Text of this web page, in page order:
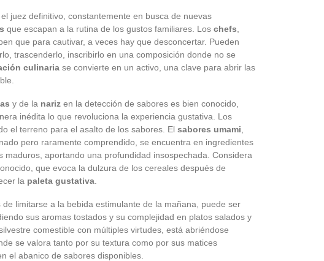
juez definitivo, constantemente en busca de nuevas
que escapan a la rutina de los gustos familiares. Los chefs
que para cautivar, a veces hay que desconcertar. Pueden
trascenderlo, inscribirlo en una composición donde no se
culinaria se convierte en un activo, una clave para abrir las
y de la nariz en la detección de sabores es bien conocido,
inédita lo que revoluciona la experiencia gustativa. Los
el terreno para el asalto de los sabores. El sabores umami
pero raramente comprendido, se encuentra en ingredientes
maduros, aportando una profundidad insospechada. Considera
que evoca la dulzura de los cereales después de
la paleta gustativa
limitarse a la bebida estimulante de la mañana, puede ser
sus aromas tostados y su complejidad en platos salados y
comestible con múltiples virtudes, está abriéndose
se valora tanto por su textura como por sus matices
el abanico de sabores disponibles.